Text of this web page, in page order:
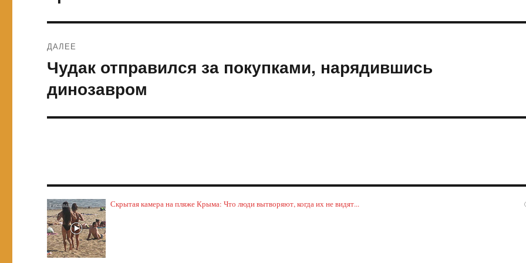
ДАЛЕЕ
Следующая
запись:
Чудак отправился за покупками, нарядившись
динозавром
Скрытая камера на пляже Крыма: Что люди вытворяют, когда их не видят...